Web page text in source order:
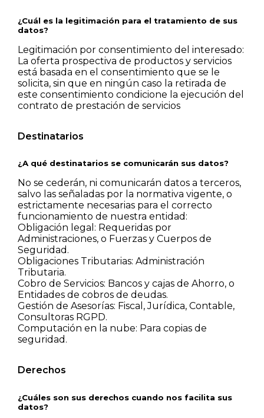
¿Cuál es la legitimación para el tratamiento de sus
datos?
Legitimación por consentimiento del interesado:
La oferta prospectiva de productos y servicios
está basada en el consentimiento que se le
solicita, sin que en ningún caso la retirada de
este consentimiento condicione la ejecución del
contrato de prestación de servicios
Destinatarios
¿A qué destinatarios se comunicarán sus datos?
No se cederán, ni comunicarán datos a terceros,
salvo las señaladas por la normativa vigente, o
estrictamente necesarias para el correcto
funcionamiento de nuestra entidad:
Obligación legal: Requeridas por
Administraciones, o Fuerzas y Cuerpos de
Seguridad.
Obligaciones Tributarias: Administración
Tributaria.
Cobro de Servicios: Bancos y cajas de Ahorro, o
Entidades de cobros de deudas.
Gestión de Asesorías: Fiscal, Jurídica, Contable,
Consultoras RGPD.
Computación en la nube: Para copias de
seguridad.
Derechos
¿Cuáles son sus derechos cuando nos facilita sus
datos?